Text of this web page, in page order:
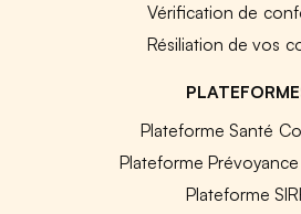
Vérification de
Résiliation de vos
Plateforme Santé
Plateforme
Plateforme